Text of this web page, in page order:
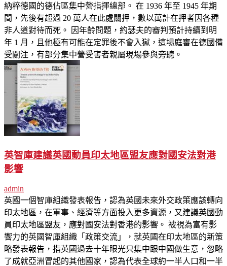
納粹德國的德佔區集中營指揮總部。 在 1936 年至 1945 年期
間，先後有超過 20 萬人在此處關押，數以萬計在押者因各種
非人道對待而死。 因年齡問題，約瑟夫的審判預計持續到明
年 1 月，且他極有可能在定罪後不會入獄，這場庭審在德國備
受關注，有部分集中營受害者親屬現場參與旁聽。
英智庫建議英國動員印太地區盟友應對國安法對港
影響
admin
英國一個智庫組織發表報告，認為英國未來外交政策應該轉向
印太地區，在軍事、經濟等方面投入更多資源，又建議英國動
員印太地區盟友，應對國安法對香港的影響。 被視為富有影
響力的英國智庫組織「政策交流」，就英國在印太地區的新策
略發表報告，指英國過去十年眼光只集中跟中國做生意，忽略
了成就亞洲冒起的其他國家，認為代表全球約一半人口和一半